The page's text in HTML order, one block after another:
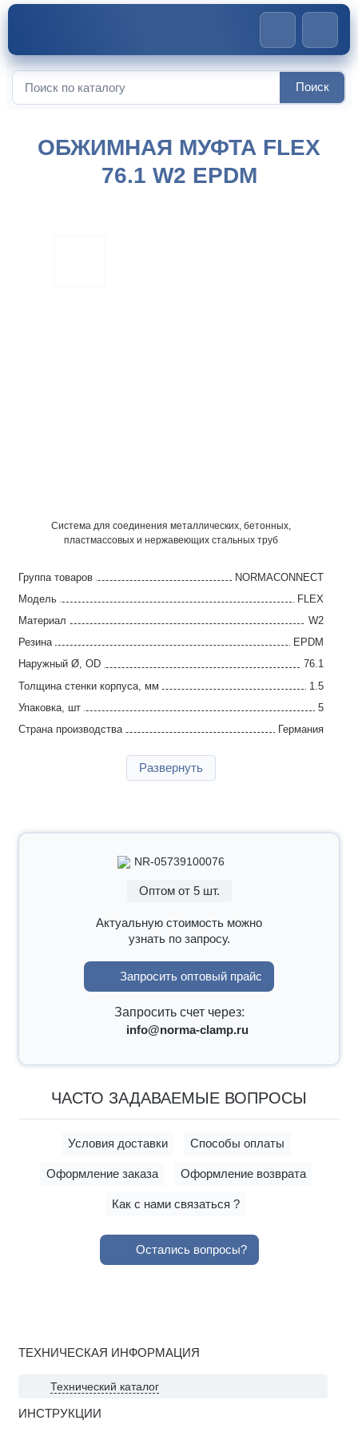
Искать:
Поиск
W2 EPDM
ОБЖИМНАЯ МУФТА FLEX
76.1 W2 EPDM
Система для соединения металлических, бетонных,
пластмассовых и нержавеющих стальных труб
Группа товаров
NORMACONNECT
Модель
FLEX
Материал
W2
Резина
EPDM
Наружный Ø, OD
76.1
Толщина стенки корпуса, мм
1.5
Упаковка, шт
5
Страна производства
Германия
Развернуть
NR-05739100076
Оптом от 5 шт.
Актуальную стоимость можно
узнать по запросу.
Запросить оптовый прайс
Запросить счет через:
info@norma-clamp.ru
ЧАСТО ЗАДАВАЕМЫЕ ВОПРОСЫ
Условия доставки Способы оплаты
Оформление заказа Оформление возврата
Как с нами связаться ?
Остались вопросы?
ТЕХНИЧЕСКАЯ ИНФОРМАЦИЯ
Технический каталог
ИНСТРУКЦИИ